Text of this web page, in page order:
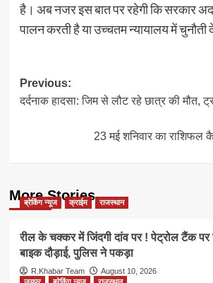
है। अब नजर इस बात पर रहेगी कि सरकार
पालन करती है या उच्चतम न्यायालय में चुनौती
Post
navigation
Previous:
दर्दनाक हादसा: जिम से लौट रहे छात्र की मौत,
23 मई शनिवार का राशिफल
More Stories
ब्रेकिंग न्यूज क्राईम राजस्थान
रील के चक्कर में जिंदगी दांव पर ! पेट्रोल टैंक पर
बाइक दौड़ाई, पुलिस ने पकड़ा
R.Khabar Team
August 10, 2026